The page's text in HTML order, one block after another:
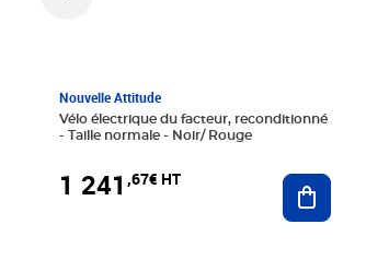
Nouvelle Attitude
Vélo électrique du facteur, reconditionné
- Taille normale - Noir/ Rouge
1 241 ,67€ HT